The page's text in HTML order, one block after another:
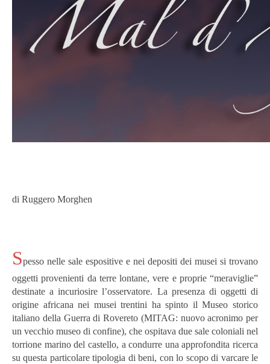
di Ruggero Morghen
Spesso nelle sale espositive e nei depositi dei musei si trovano
oggetti provenienti da terre lontane, vere e proprie “meraviglie”
destinate a incuriosire l’osservatore. La presenza di oggetti di
origine africana nei musei trentini ha spinto il Museo storico
italiano della Guerra di Rovereto (MITAG: nuovo acronimo per
un vecchio museo di confine), che ospitava due sale coloniali nel
torrione marino del castello, a condurre una approfondita ricerca
su questa particolare tipologia di beni, con lo scopo di varcare le